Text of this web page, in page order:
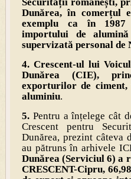
Dunărea, în comerțul
exemplu ca în 1987
importului de
supervizată personal de
4. Crescent-ul lui
Dunărea (CIE),
exporturilor de ciment,
aluminiu.
5.Pentru a înțelege cât
Crescent pentru
Dunărea, prezint câteva
au pătruns în arhivele
Dunărea (Serviciul 6) a
CRESCENT-Cipru,